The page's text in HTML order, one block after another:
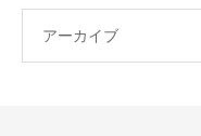
アーカイブ